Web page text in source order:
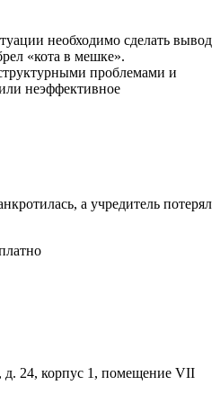
необходимо сделать вывод
«кота в мешке».
проблемами и
неэффективное
а учредитель потерял
д. 24, корпус 1, помещение VII